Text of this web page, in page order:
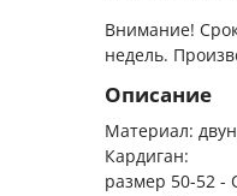
Внимание!
недель.
Описание
Материал:
Кардиган:
размер 50-52 -